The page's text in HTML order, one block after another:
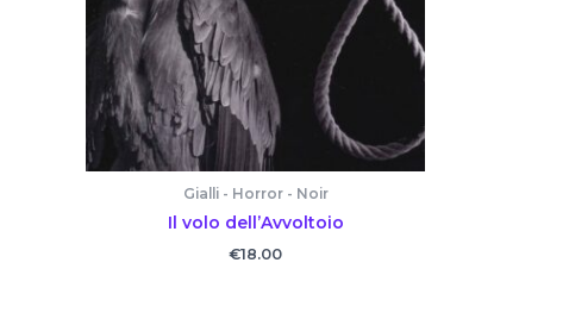
Gialli - Horror - Noir
Il volo dell’Avvoltoio
€18.00